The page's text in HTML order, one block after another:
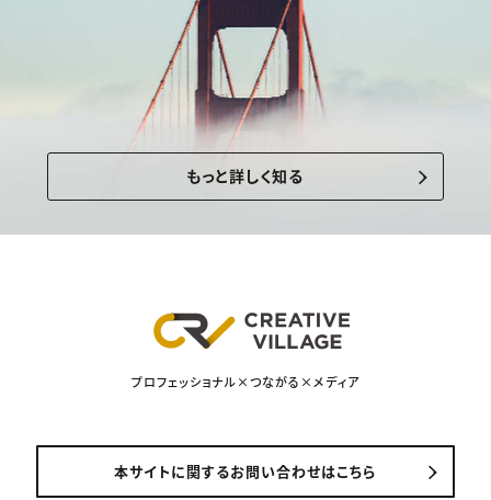
もっと詳しく知る
プロフェッショナル×つながる×メディア
本サイトに関するお問い合わせはこちら